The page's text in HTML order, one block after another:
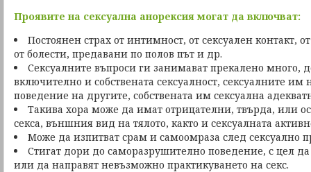
Проявите на сексуална анорексия могат да включват:
Постоянен страх от интимност, от сексуален контакт,
от болести, предавани по полов път и др.
Сексуалните въпроси ги занимават прекалено много,
включително и собствената сексуалност, сексуалните им
поведение на другите, собствената им сексуална
Такива хора може да имат отрицателни, твърда, или
секса, външния вид на тялото, както и сексуалната
Може да изпитват срам и самоомраза след сексуално
Стигат дори до саморазрушително поведение, с цел да
или да направят невъзможно практикуването на секс.